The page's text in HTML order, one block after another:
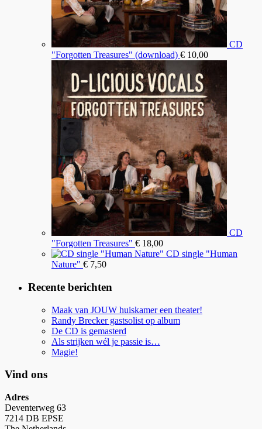
CD
"Forgotten Treasures" (download) € 10,00
CD
"Forgotten Treasures" € 18,00
CD single "Human
Nature" € 7,50
Recente berichten
Maak van JOUW huiskamer een theater!
Randy Brecker gastsolist op album
De CD is gemasterd
Als strijken wél je passie is…
Magie!
Vind ons
Adres
Deventerweg 63
7214 DB EPSE